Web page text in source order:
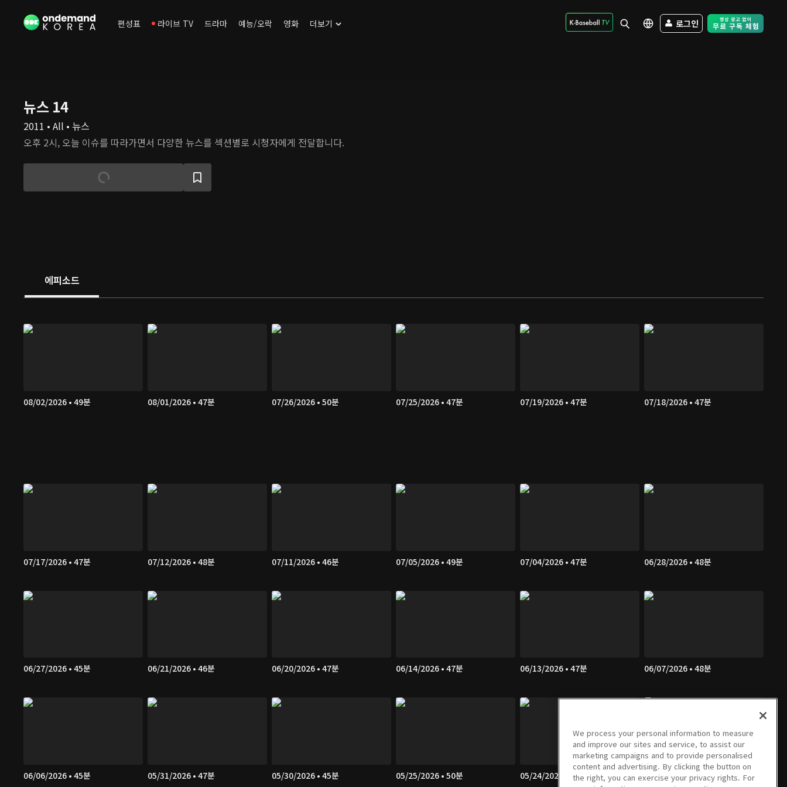
편성표 라이브 TV 드라마 예능/오락 영화 더보기 로그인 Free Trial -
뉴스 14
2011 • All • 뉴스
오후 2시, 오늘 이슈를 따라가면서 다양한 뉴스를 섹션별로 시청자에게 전달합니다.
에피소드
08/02/2026 • 49분 08/01/2026 • 47분 07/26/2026 • 50분 07/25/2026 • 47분 07/19/2026 • 47분 07/18/2026 • 47분
07/17/2026 • 47분 07/12/2026 • 48분 07/11/2026 • 46분 07/05/2026 • 49분 07/04/2026 • 47분 06/28/2026 • 48분
06/27/2026 • 45분 06/21/2026 • 46분 06/20/2026 • 47분 06/14/2026 • 47분 06/13/2026 • 47분 06/07/2026 • 48분
06/06/2026 • 45분 05/31/2026 • 47분 05/30/2026 • 45분 05/25/2026 • 50분 05/24/2026 • 46분 05/23/2026 • 49분
We process your personal information to measure
and improve our sites and service, to assist our
marketing campaigns and to provide personalised
content and advertising. By clicking the button on
the right, you can exercise your privacy rights. For